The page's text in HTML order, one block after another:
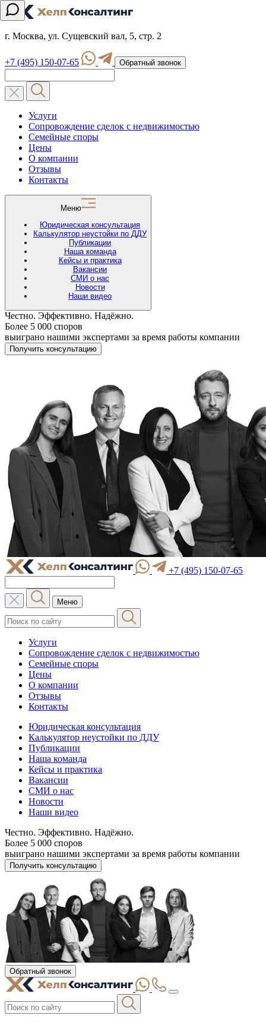
г. Москва, ул. Сущевский вал, 5, стр. 2
+7 (495) 150-07-65 Обратный звонок
Услуги
Сопровождение сделок с недвижимостью
Семейные споры
Цены
О компании
Отзывы
Контакты
Меню
Юридическая консультация
Калькулятор неустойки по ДДУ
Публикации
Наша команда
Кейсы и практика
Вакансии
СМИ о нас
Новости
Наши видео
Честно. Эффективно. Надёжно.
Более 5 000 споров
выиграно нашими экспертами за время работы компании
Получить консультацию
+7 (495) 150-07-65
Меню
Услуги
Сопровождение сделок с недвижимостью
Семейные споры
Цены
О компании
Отзывы
Контакты
Юридическая консультация
Калькулятор неустойки по ДДУ
Публикации
Наша команда
Кейсы и практика
Вакансии
СМИ о нас
Новости
Наши видео
Честно. Эффективно. Надёжно.
Более 5 000 споров
выиграно нашими экспертами за время работы компании
Получить консультацию
Обратный звонок